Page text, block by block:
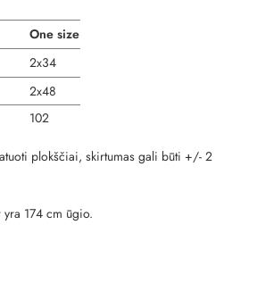
One size
2x34
2x48
102
plokščiai, skirtumas gali būti +/- 2
174 cm ūgio.